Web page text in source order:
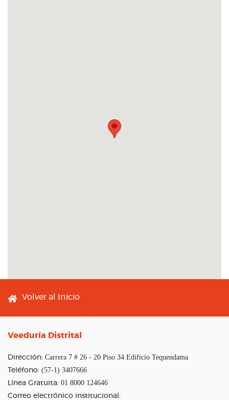
Footer menu
Volver al Inicio
Veeduría Distrital
Dirección: Carrera 7 # 26 - 20 Piso 34 Edificio Tequendama
Teléfono: (57-1) 3407666
Línea Gratuita: 01 8000 124646
Correo electrónico institucional: